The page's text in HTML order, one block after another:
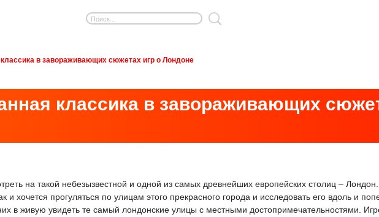
в завораживающих сюжетах игр о Лондоне
классика в завораживающих
на такой небезызвестной и одной из самых древнейших европейских столиц –
и хочется прогуляться по улицам этого прекрасного города и исследовать его вдоль и
в живую увидеть те самый лондонские улицы с местными достопримечательностями.